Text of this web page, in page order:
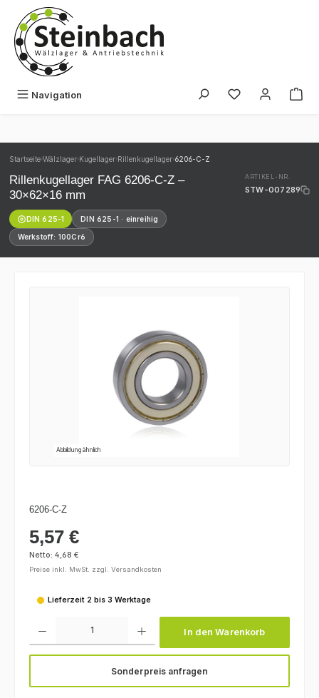
Zum Hauptinhalt springen
Navigation Du hast 0
Startseite›Wälzlager›Kugellager›Rillenkugellager›6206-C-Z
Rillenkugellager FAG 6206-C-Z –
30×62×16 mm
DIN 625-1 DIN 625-1 · einreihig
Werkstoff: 100Cr6
ARTIKEL-NR.
STW-007289
Abbildung ähnlich
6206-C-Z
Regulärer Preis:
5,57 €
Netto: 4,68 €
Preise inkl. MwSt. zzgl. Versandkosten
Lieferzeit 2 bis 3 Werktage
In den Warenkorb
Sonderpreis anfragen